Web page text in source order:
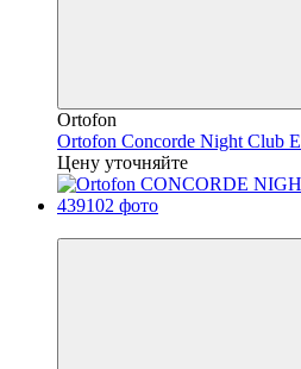
Ortofon
Ortofon Concorde Night Club E
Цену уточняйте